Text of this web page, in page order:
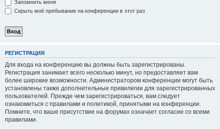
Запомнить меня
Скрыть моё пребывание на конференции в этот раз
РЕГИСТРАЦИЯ
Для входа на конференцию вы должны быть зарегистрированы.
Регистрация занимает всего несколько минут, но предоставляет вам
более широкие возможности. Администратором конференции могут быть
установлены также дополнительные привилегии для зарегистрированных
пользователей. Прежде чем зарегистрироваться, вам следует
ознакомиться с правилами и политикой, принятыми на конференции.
Помните, что ваше присутствие на форумах означает согласие со всеми
правилами.